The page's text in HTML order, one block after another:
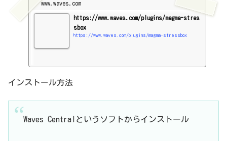
www.waves.com
https://www.waves.com/plugins/magma-stres
sbox
https://www.waves.com/plugins/magma-stressbox
インストール方法
Waves Centralというソフトからインストール